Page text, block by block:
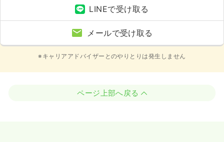
LINEで受け取る
メールで受け取る
※キャリアアドバイザーとのやりとりは発生しません
ページ上部へ戻る